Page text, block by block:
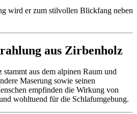
wird er zum stilvollen Blickfang neben
aus Zirbenholz
aus dem alpinen Raum und
Maserung sowie seinen
empfinden die Wirkung von
wohltuend für die Schlafumgebung.